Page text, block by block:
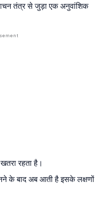
तंत्र से जुड़ा एक अनुवांशिक
रहता है।
के बाद अब आती है इसके लक्षणों